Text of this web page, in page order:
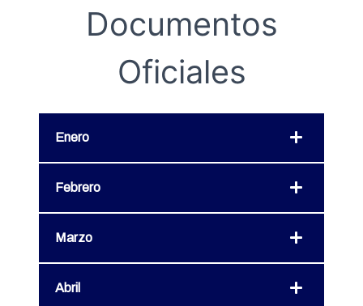
Documentos
Oficiales
Enero
Febrero
Marzo
Abril